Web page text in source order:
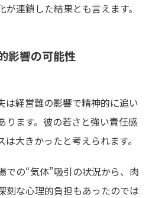
連鎖した結果とも言えます。
影響の可能性
は経営難の影響で精神的に追い
ります。彼の若さと強い責任感
大きかったと考えられます。
での“気体”吸引の状況から、肉
刻な心理的負担もあったのでは